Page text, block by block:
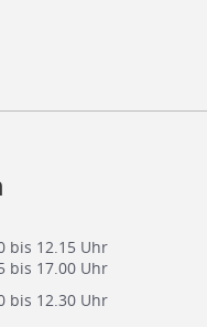
bis 12.15 Uhr
bis 17.00 Uhr
bis 12.30 Uhr